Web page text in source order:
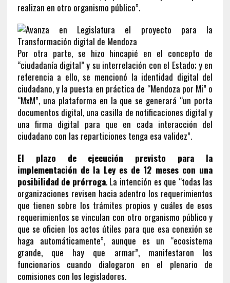
realizan en otro organismo público”.
Por otra parte, se hizo hincapié en el concepto de
“ciudadanía digital” y su interrelación con el Estado; y en
referencia a ello, se mencionó la identidad digital del
ciudadano, y la puesta en práctica de “Mendoza por Mi” o
“MxM”, una plataforma en la que se generará “un porta
documentos digital, una casilla de notificaciones digital y
una firma digital para que en cada interacción del
ciudadano con las reparticiones tenga esa validez”.
El plazo de ejecución previsto para la
implementación de la Ley es de 12 meses con una
posibilidad de prórroga. La intención es que “todas las
organizaciones revisen hacia adentro los requerimientos
que tienen sobre los trámites propios y cuáles de esos
requerimientos se vinculan con otro organismo público y
que se oficien los actos útiles para que esa conexión se
haga automáticamente”, aunque es un “ecosistema
grande, que hay que armar”, manifestaron los
funcionarios cuando dialogaron en el plenario de
comisiones con los legisladores.